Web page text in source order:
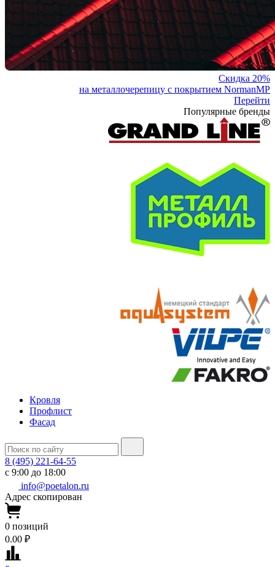
Скидка 20%
на металлочерепицу с покрытием NormanMP
Перейти
Популярные бренды
Кровля
Профлист
Фасад
8 (495) 221-64-55
с 9:00 до 18:00
info@poetalon.ru
Адрес скопирован
0 позиций
0.00 ₽